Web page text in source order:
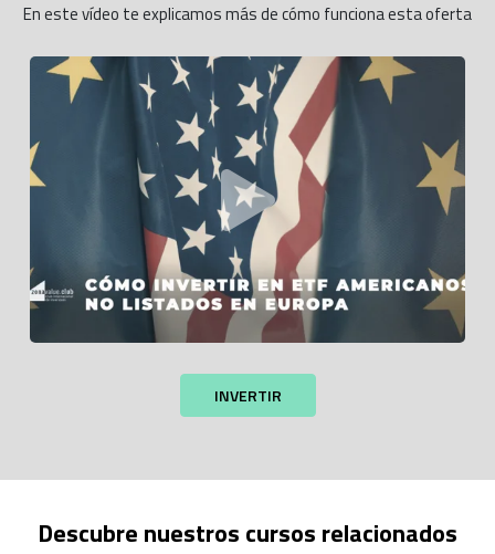
En este vídeo te explicamos más de cómo funciona esta oferta
INVERTIR
Descubre nuestros cursos relacionados